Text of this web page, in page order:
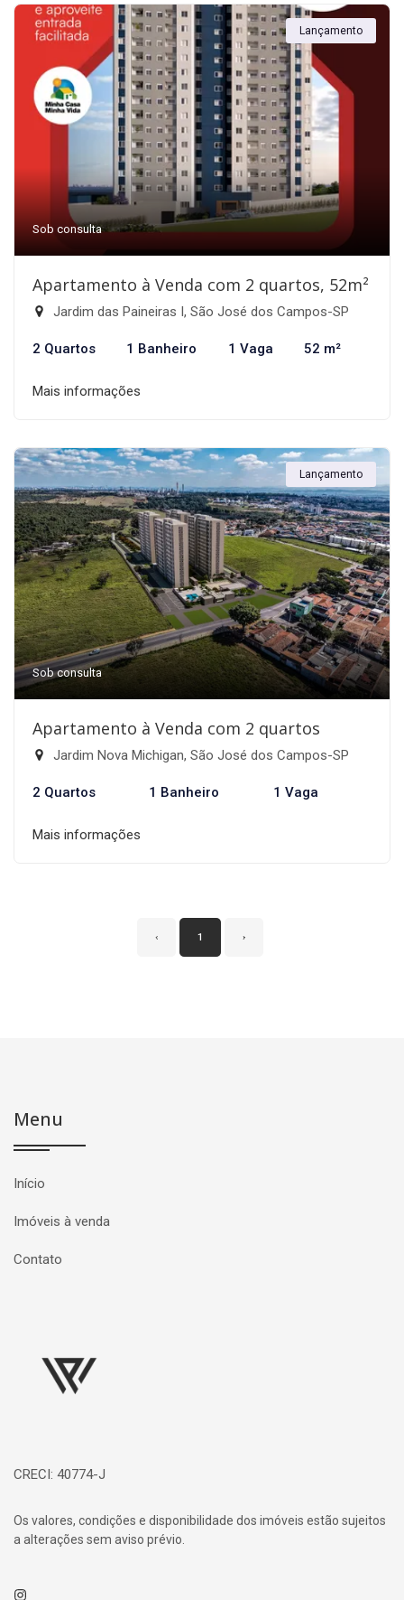
Lançamento
Sob consulta
Apartamento à Venda com 2 quartos, 52m²
Jardim das Paineiras I, São José dos Campos-SP
2 Quartos 1 Banheiro 1 Vaga 52 m²
Mais informações
Lançamento
Sob consulta
Apartamento à Venda com 2 quartos
Jardim Nova Michigan, São José dos Campos-SP
2 Quartos 1 Banheiro 1 Vaga
Mais informações
‹ 1 ›
Menu
Início
Imóveis à venda
Contato
CRECI: 40774-J
Os valores, condições e disponibilidade dos imóveis estão sujeitos
a alterações sem aviso prévio.
Instagram